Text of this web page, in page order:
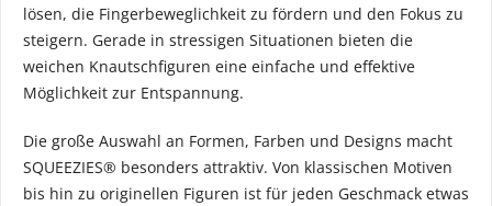
lösen, die Fingerbeweglichkeit zu fördern und den Fokus zu
steigern. Gerade in stressigen Situationen bieten die
weichen Knautschfiguren eine einfache und effektive
Möglichkeit zur Entspannung.
Die große Auswahl an Formen, Farben und Designs macht
SQUEEZIES® besonders attraktiv. Von klassischen Motiven
bis hin zu originellen Figuren ist für jeden Geschmack etwas